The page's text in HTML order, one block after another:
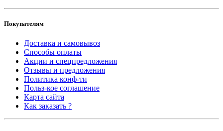
Покупателям
Доставка и самовывоз
Способы оплаты
Акции и спецпредложения
Отзывы и предложения
Политика конф-ти
Польз-кое соглашение
Карта сайта
Как заказать ?